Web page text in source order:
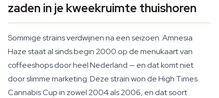
zaden in je kweekruimte thuishoren
Sommige strains verdwijnen na een seizoen. Amnesia
Haze staat al sinds begin 2000 op de menukaart van
coffeeshops door heel Nederland — en dat komt niet
door slimme marketing. Deze strain won de High Times
Cannabis Cup in zowel 2004 als 2006, en dat soort